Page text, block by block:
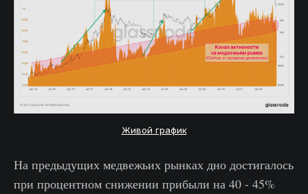
Живой график
На предыдущих медвежьих рынках дно достигалось
при процентном снижении прибыли на 40 - 45%